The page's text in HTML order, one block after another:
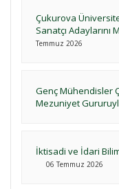
Çukurova
Sanatçı Adaylarını
Temmuz 2026
Genç Mühendisler
Mezuniyet
İktisadi ve İdari
06 Temmuz 2026